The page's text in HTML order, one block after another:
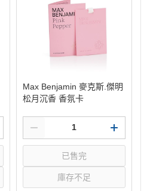
Max Benjamin 麥克斯.傑明
松月沉香 香氛卡
已售完
庫存不足